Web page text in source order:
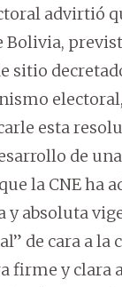
advirtió
sitio
esta
de
la CNE ha
y absoluta
de cara a la
firme y clara